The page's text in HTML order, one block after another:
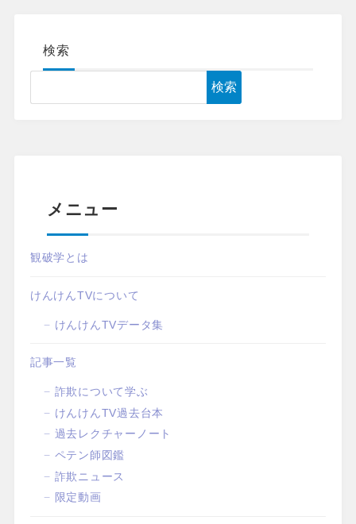
検索
検索
メニュー
観破学とは
けんけんTVについて
けんけんTVデータ集
記事一覧
詐欺について学ぶ
けんけんTV過去台本
過去レクチャーノート
ペテン師図鑑
詐欺ニュース
限定動画